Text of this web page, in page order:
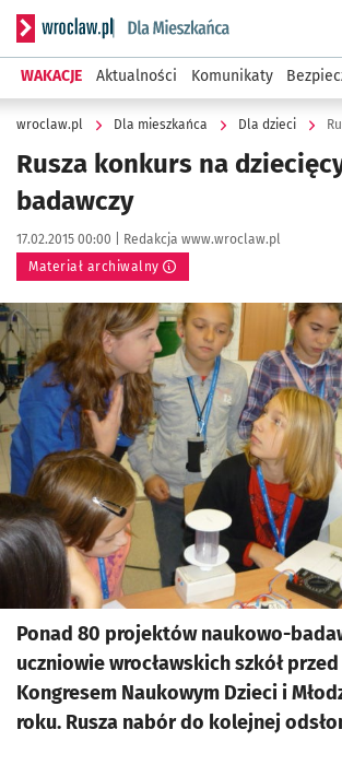
Serwis informacyjny wroclaw.pl
WAKACJE Aktualności Komunikaty
wroclaw.pl Dla mieszkańca Dla dzieci
Rusza konkurs na
badawczy
Data publikacji:
17.02.2015 00:00 | Autor:
Redakcja www.wroclaw.pl
Materiał archiwalny
Kliknij, aby powiększyć
Ponad 80 projektów naukowo-
uczniowie wrocławskich szkół
Kongresem Naukowym Dzieci i
roku. Rusza nabór do kolejnej